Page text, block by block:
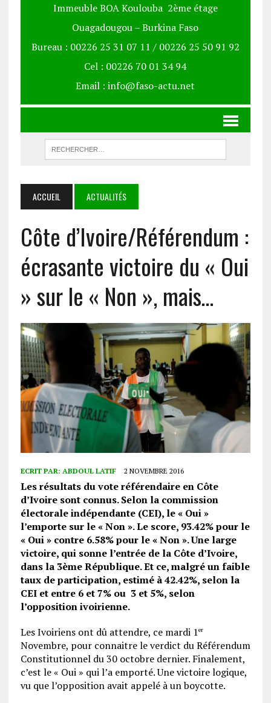
Immeuble BOA Koulouba 2ème étage
Ouagadougou – Burkina Faso
Bureau : 00226 25 31 07 11 / 00226 25 50 91 92
Cel : 00226 70 01 34 94
Email : info@faso-actu.net
ACCUEIL ACTUALITÉS
Côte d’Ivoire/Référendum :
écrasante victoire du « Oui
» sur le « Non », mais…
ECRIT PAR: ABDOUL LATIF 2 NOVEMBRE 2016
Les résultats du vote référendaire en Côte
d’Ivoire sont connus. Selon la commission
électorale indépendante (CEI), le « Oui »
l’emporte sur le « Non ». Le score, 93.42% pour le
« Oui » contre 6.58% pour le « Non ». Une large
victoire, qui sonne l’entrée de la Côte d’Ivoire,
dans la 3ème République. Et ce, malgré un faible
taux de participation, estimé à 42.42%, selon la
CEI et entre 6 et 7% ou 3 et 5%, selon
l’opposition ivoirienne.
Les Ivoiriens ont dû attendre, ce mardi 1er
Novembre, pour connaitre le verdict du Référendum
Constitutionnel du 30 octobre dernier. Finalement,
c’est le « Oui » qui l’a emporté. Une victoire logique,
vu que l’opposition avait appelé à un boycotte.